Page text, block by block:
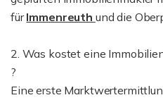
fürImmenreuth und die
2. Was kostet eine
?
Eine erste